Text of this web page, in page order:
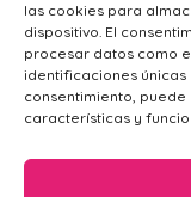
las cookies para
dispositivo. El
procesar datos como
identificaciones únicas
consentimiento,
características y